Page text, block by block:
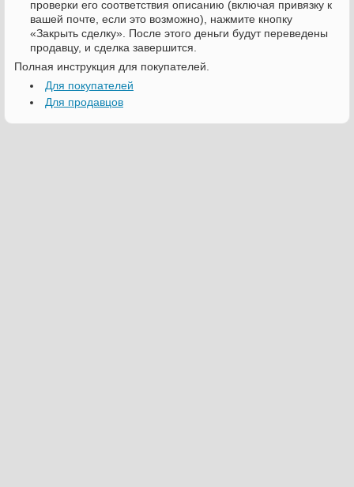
проверки его соответствия описанию (включая привязку к
вашей почте, если это возможно), нажмите кнопку
«Закрыть сделку». После этого деньги будут переведены
продавцу, и сделка завершится.
Полная инструкция для покупателей.
Для покупателей
Для продавцов